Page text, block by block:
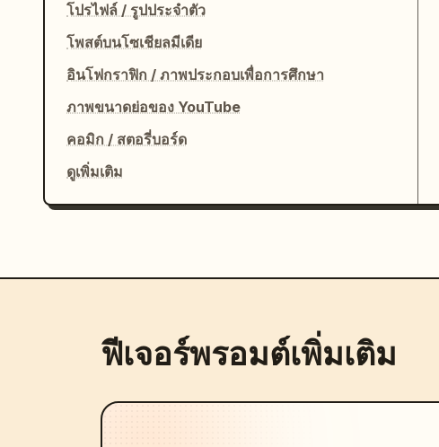
โปรไฟล์ / รูปประจำตัว
โพสต์บนโซเชียลมีเดีย
อินโฟกราฟิก / ภาพประกอบเพื่อการศึกษา
ภาพขนาดย่อของ YouTube
คอมิก / สตอรี่บอร์ด
ดูเพิ่มเติม
ฟีเจอร์พรอมต์เพิ่มเติม